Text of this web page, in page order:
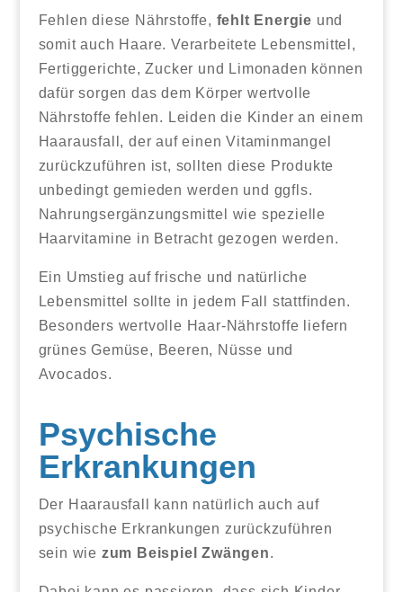
Fehlen diese Nährstoffe, fehlt Energie und
somit auch Haare. Verarbeitete Lebensmittel,
Fertiggerichte, Zucker und Limonaden können
dafür sorgen das dem Körper wertvolle
Nährstoffe fehlen. Leiden die Kinder an einem
Haarausfall, der auf einen Vitaminmangel
zurückzuführen ist, sollten diese Produkte
unbedingt gemieden werden und ggfls.
Nahrungsergänzungsmittel wie spezielle
Haarvitamine in Betracht gezogen werden.
Ein Umstieg auf frische und natürliche
Lebensmittel sollte in jedem Fall stattfinden.
Besonders wertvolle Haar-Nährstoffe liefern
grünes Gemüse, Beeren, Nüsse und
Avocados.
Psychische
Erkrankungen
Der Haarausfall kann natürlich auch auf
psychische Erkrankungen zurückzuführen
sein wie zum Beispiel Zwängen.